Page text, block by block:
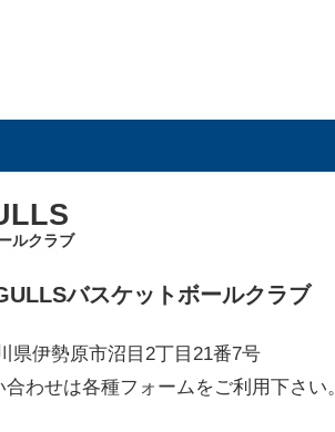
ルクラブ
バスケットボールクラブ
県伊勢原市沼目2丁目21番7号
わせは各種フォームをご利用下さい。